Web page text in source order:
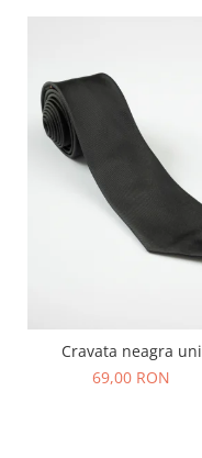
Cravata neagra uni
69,00 RON